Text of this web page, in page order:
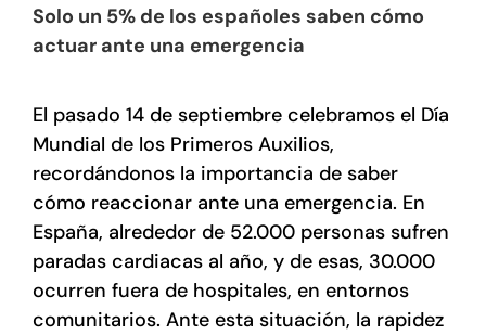
Adaptación a la LOPD
Blog
Tienda online
Contacto
Solo un 5% de los españoles saben cómo
actuar ante una emergencia
El pasado 14 de septiembre celebramos el Día
Mundial de los Primeros Auxilios,
recordándonos la importancia de saber
cómo reaccionar ante una emergencia. En
España, alrededor de 52.000 personas sufren
paradas cardiacas al año, y de esas, 30.000
ocurren fuera de hospitales, en entornos
comunitarios. Ante esta situación, la rapidez